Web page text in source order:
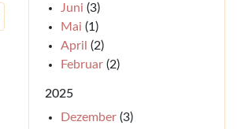
Juni (3)
Mai (1)
April (2)
Februar(2)
2025
Dezember(3)